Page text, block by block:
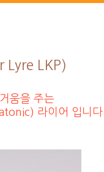
Lyre LKP)
움을 주는
라이어 입니다